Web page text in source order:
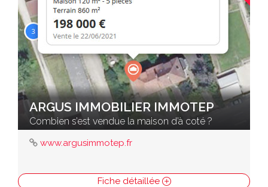
ARGUS IMMOBILIER IMMOTEP
Combien s’est vendue la maison d’à coté ?
www.argusimmotep.fr
Fiche détaillée